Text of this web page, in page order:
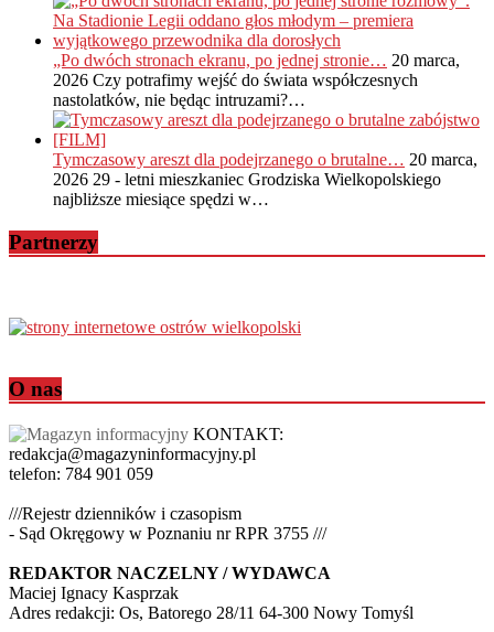
„Po dwóch stronach ekranu, po jednej stronie… 20 marca,
2026 Czy potrafimy wejść do świata współczesnych
nastolatków, nie będąc intruzami?…
Tymczasowy areszt dla podejrzanego o brutalne… 20 marca,
2026 29 - letni mieszkaniec Grodziska Wielkopolskiego
najbliższe miesiące spędzi w…
Partnerzy
O nas
KONTAKT:
redakcja@magazyninformacyjny.pl
telefon: 784 901 059
///Rejestr dzienników i czasopism
- Sąd Okręgowy w Poznaniu nr RPR 3755 ///
REDAKTOR NACZELNY / WYDAWCA
Maciej Ignacy Kasprzak
Adres redakcji: Os, Batorego 28/11 64-300 Nowy Tomyśl